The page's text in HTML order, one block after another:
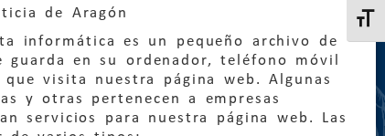
de Aragón
informática es un pequeño archivo de
guarda en su ordenador, teléfono móvil
visita nuestra página web. Algunas
y otras pertenecen a empresas
servicios para nuestra página web. Las